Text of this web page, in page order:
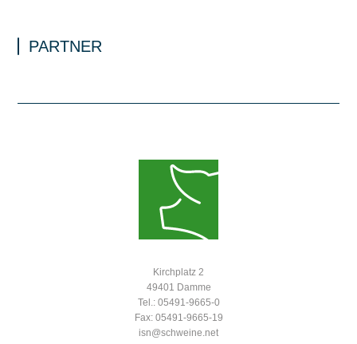
PARTNER
Kirchplatz 2
49401 Damme
Tel.: 05491-9665-0
Fax: 05491-9665-19
isn@schweine.net